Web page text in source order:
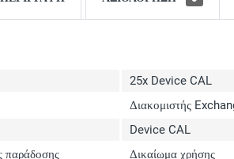
25x Device CAL
Διακομιστής
Device CAL
παράδοσης
Δικαίωμα χρήσης